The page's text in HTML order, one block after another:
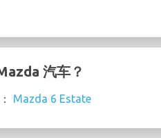
汽车？
Mazda 6 Estate